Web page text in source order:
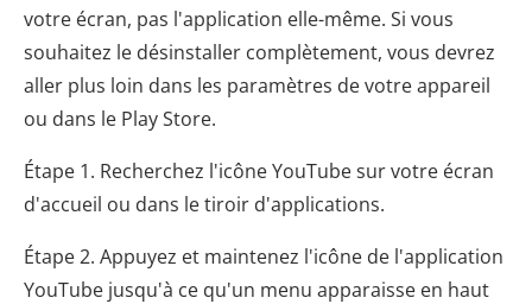
votre écran, pas l'application elle-même. Si vous
souhaitez le désinstaller complètement, vous devrez
aller plus loin dans les paramètres de votre appareil
ou dans le Play Store.
Étape 1. Recherchez l'icône YouTube sur votre écran
d'accueil ou dans le tiroir d'applications.
Étape 2. Appuyez et maintenez l'icône de l'application
YouTube jusqu'à ce qu'un menu apparaisse en haut